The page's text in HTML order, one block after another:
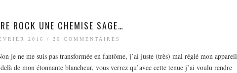
ROCK UNE CHEMISE SAGE…
2016 / 26 COMMENTAIRES
je ne me suis pas transformée en fantôme, j’ai juste (très) mal réglé mon appareil
de mon étonnante blancheur, vous verrez qu’avec cette tenue j’ai voulu rendre